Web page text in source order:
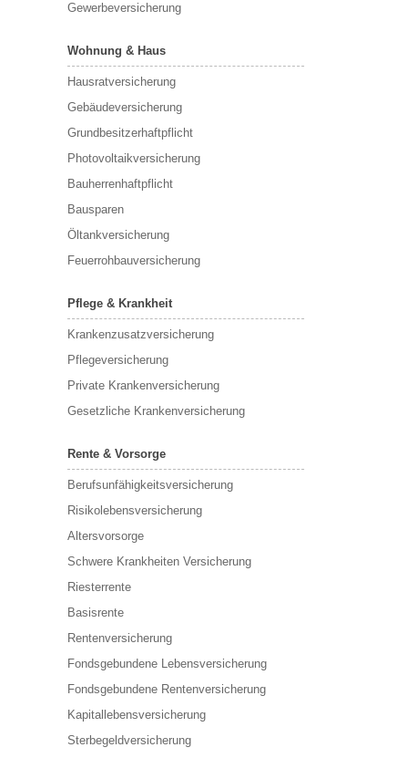
Gewerbeversicherung
Wohnung & Haus
Hausratversicherung
Gebäudeversicherung
Grundbesitzerhaftpflicht
Photovoltaikversicherung
Bauherrenhaftpflicht
Bausparen
Öltankversicherung
Feuerrohbauversicherung
Pflege & Krankheit
Krankenzusatzversicherung
Pflegeversicherung
Private Krankenversicherung
Gesetzliche Krankenversicherung
Rente & Vorsorge
Berufs­unfähigkeitsversicherung
Risikolebensversicherung
Altersvorsorge
Schwere Krankheiten Versicherung
Riesterrente
Basisrente
Rentenversicherung
Fondsgebundene Lebensversicherung
Fondsgebundene Rentenversicherung
Kapitallebensversicherung
Sterbegeldversicherung